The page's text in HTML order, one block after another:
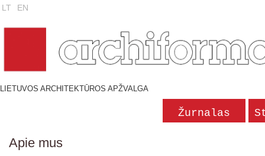
LT EN
LIETUVOS ARCHITEKTŪROS APŽVALGA
Žurnalas
Apie mus